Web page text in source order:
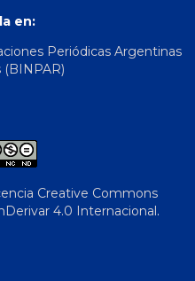
en:
Periódicas Argentinas
(BINPAR)
Creative Commons
4.0 Internacional.